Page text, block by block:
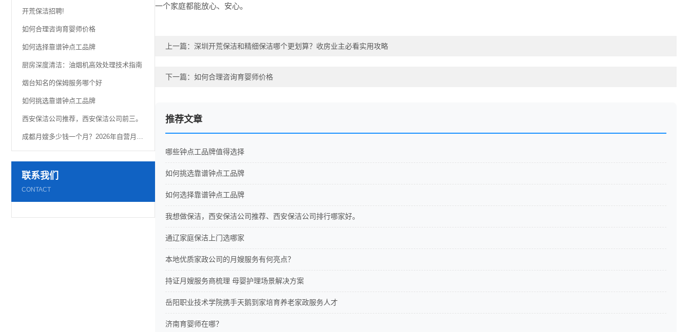
开荒保洁招聘!
如何合理咨询育婴师价格
如何选择靠谱钟点工品牌
厨房深度清洁：油烟机高效处理技术指南
烟台知名的保姆服务哪个好
如何挑选靠谱钟点工品牌
西安保洁公司推荐，西安保洁公司前三。
成都月嫂多少钱一个月？2026年自营月嫂真实价格曝光！
联系我们
CONTACT
一个家庭都能放心、安心。
上一篇： 深圳开荒保洁和精细保洁哪个更划算？收房业主必看实用攻略
下一篇： 如何合理咨询育婴师价格
推荐文章
哪些钟点工品牌值得选择
如何挑选靠谱钟点工品牌
如何选择靠谱钟点工品牌
我想做保洁，西安保洁公司推荐、西安保洁公司排行哪家好。
通辽家庭保洁上门选哪家
本地优质家政公司的月嫂服务有何亮点？
持证月嫂服务商梳理 母婴护理场景解决方案
岳阳职业技术学院携手天鹅到家培育养老家政服务人才
济南育婴师在哪？